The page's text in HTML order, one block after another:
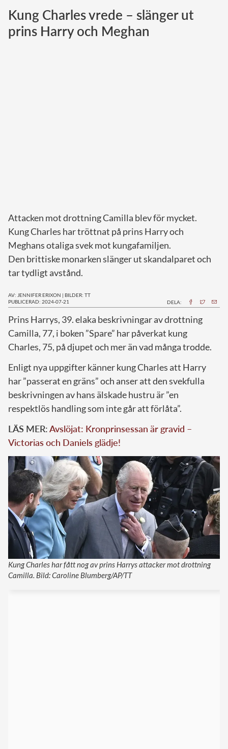
Norska kungahuset
Danska kungahuset
Kung Charles vrede – slänger ut
prins Harry och Meghan
Attacken mot drottning Camilla blev för mycket.
Kung Charles har tröttnat på prins Harry och
Meghans otaliga svek mot kungafamiljen.
Den brittiske monarken slänger ut skandalparet och
tar tydligt avstånd.
AV: JENNIFER ERIXON | BILDER: TT
PUBLICERAD: 2024-07-21
DELA:
Prins Harrys, 39. elaka beskrivningar av drottning
Camilla, 77, i boken ”Spare” har påverkat kung
Charles, 75, på djupet och mer än vad många trodde.
Enligt nya uppgifter känner kung Charles att Harry
har ”passerat en gräns” och anser att den svekfulla
beskrivningen av hans älskade hustru är ”en
respektlös handling som inte går att förlåta”.
LÄS MER:Avslöjat: Kronprinsessan är gravid –
Victorias och Daniels glädje!
Kung Charles har fått nog av prins Harrys attacker mot drottning
Camilla. Bild: Caroline Blumberg/AP/TT